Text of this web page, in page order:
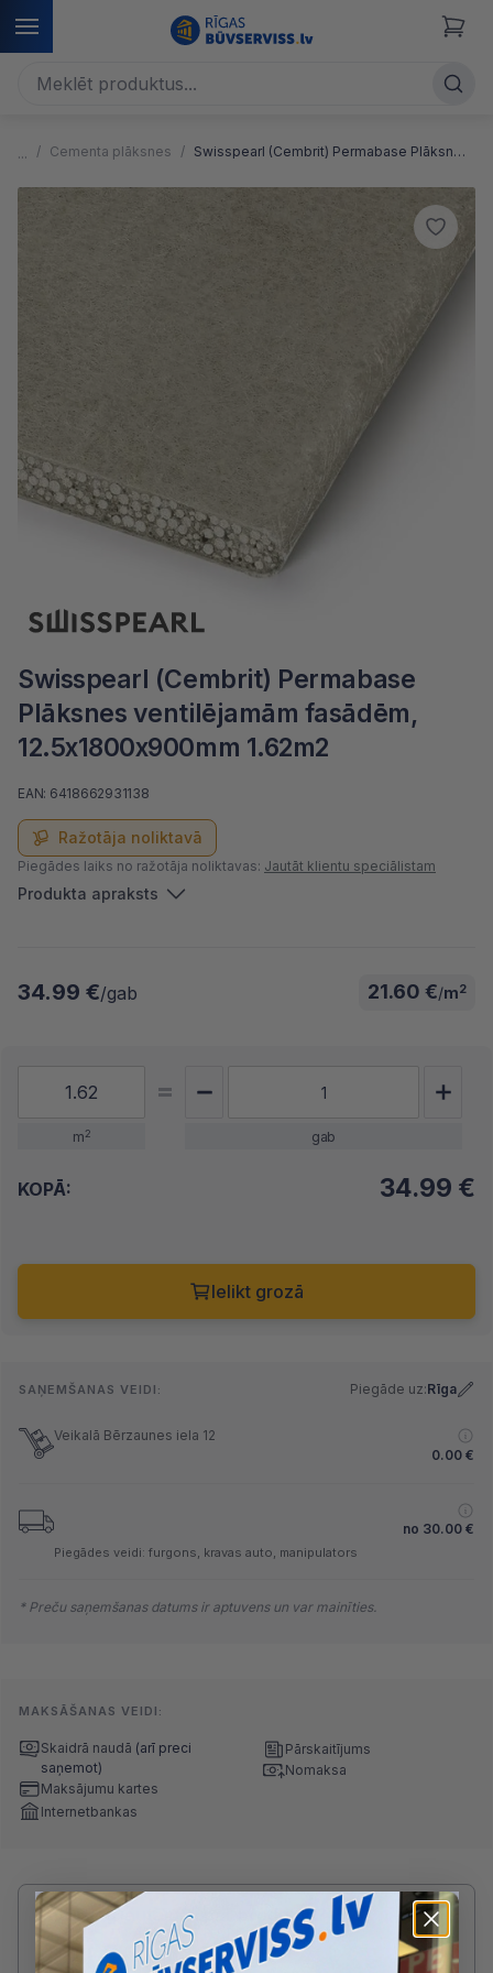
Cementa plāksnes Swisspearl (Cembrit) Permabase Plāksnes ventilējamām fasādēm, 12.5x1800x900mm
Swisspearl (Cembrit) Permabase
Plāksnes ventilējamām fasādēm,
12.5x1800x900mm 1.62m2
Ražotāja noliktavā
EAN: 6418662931138
Piegādes laiks no ražotāja noliktavas: Jautāt klientu speciālistam
Produkta apraksts
34.99 €/gab 21.60 €/m2
m2 gab
KOPĀ: 34.99 €
Ielikt grozā
SAŅEMŠANAS VEIDI: Piegāde uz:Rīga
Veikalā Bērzaunes iela 12
0.00 €
no 30.00 €
Piegādes veidi: furgons, kravas auto, manipulators
* Preču saņemšanas datums ir aptuvens un var mainīties.
MAKSĀŠANAS VEIDI:
Skaidrā naudā (arī preci
saņemot)
Maksājumu kartes
Internetbankas
Pārskaitījums
Nomaksa
Radušies jautājumi par produktu?
SAZINIES AR DRUVIS:
2233 5731